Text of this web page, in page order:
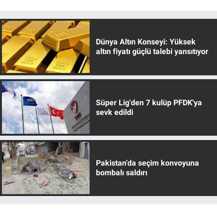
Dünya Altın Konseyi: Yüksek
altın fiyatı güçlü talebi yansıtıyor
Süper Lig'den 7 kulüp PFDK'ya
sevk edildi
Pakistan’da seçim konvoyuna
bombalı saldırı